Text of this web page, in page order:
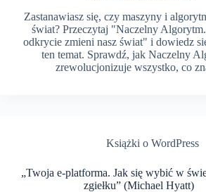
Zastanawiasz się, czy maszyny i
świat? Przeczytaj "Naczelny
odkrycie zmieni nasz świat" i dowiedz
ten temat. Sprawdź, jak Naczelny
zrewolucjonizuje wszystko, co
Książki o WordPress
„Twoja e-platforma. Jak się wybić w
zgiełku” (Michael Hyatt)